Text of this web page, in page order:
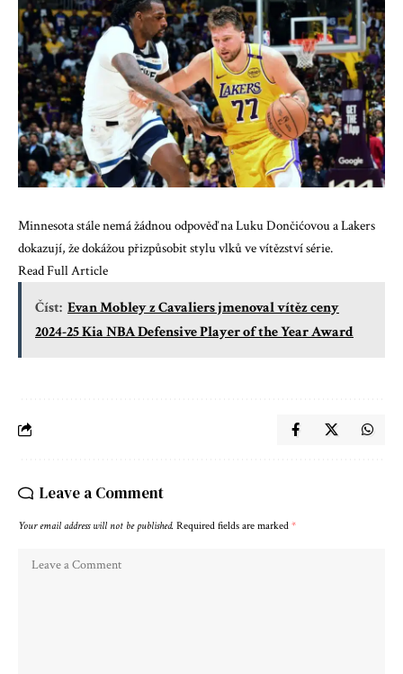
Minnesota stále nemá žádnou odpověď na Luku Dončićovou a Lakers
dokazují, že dokážou přizpůsobit stylu vlků ve vítězství série.
Read Full Article
Číst: Evan Mobley z Cavaliers jmenoval vítěz ceny
2024-25 Kia NBA Defensive Player of the Year Award
Leave a Comment
Your email address will not be published. Required fields are marked *